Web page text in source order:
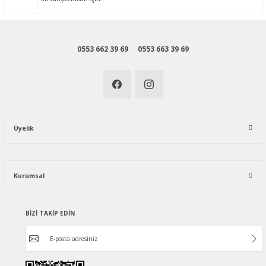
0553 662 39 69 0553 663 39 69
Üyelik
Kurumsal
BİZİ TAKİP EDİN